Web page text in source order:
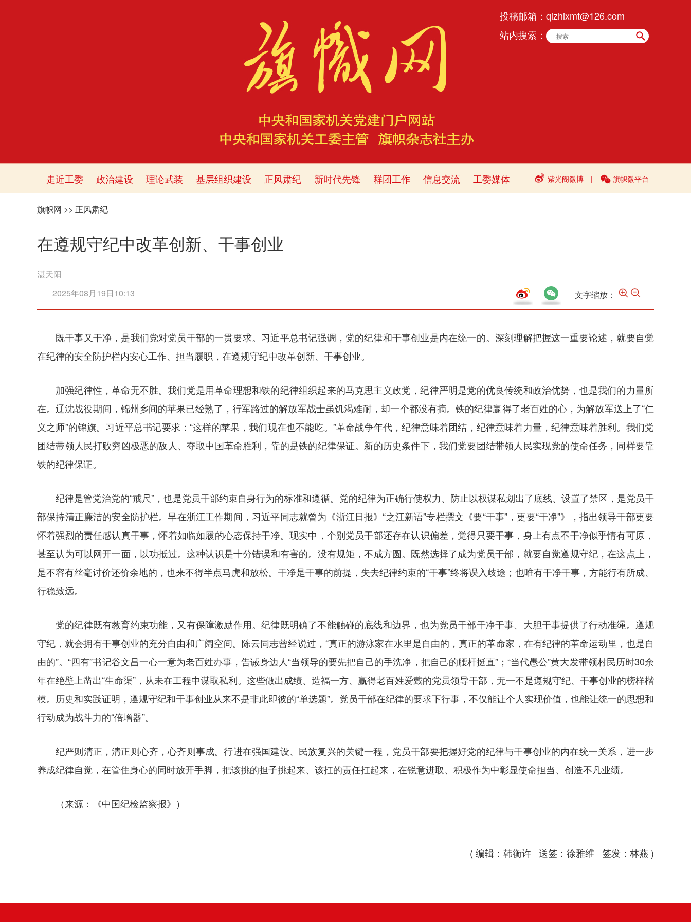
投稿邮箱： qizhixmt@126.com
站内搜索：
走近工委 政治建设 理论武装 基层组织建设 正风肃纪 新时代先锋 群团工作 信息交流 工委媒体 紫光阁微博 | 旗帜微平台
旗帜网 >> 正风肃纪
在遵规守纪中改革创新、干事创业
湛天阳
2025年08月19日10:13
文字缩放：
既干事又干净，是我们党对党员干部的一贯要求。习近平总书记强调，党的纪律和干事创业是内在统一的。深刻理解把握这一重要论述，就要自觉
在纪律的安全防护栏内安心工作、担当履职，在遵规守纪中改革创新、干事创业。
加强纪律性，革命无不胜。我们党是用革命理想和铁的纪律组织起来的马克思主义政党，纪律严明是党的优良传统和政治优势，也是我们的力量所
在。辽沈战役期间，锦州乡间的苹果已经熟了，行军路过的解放军战士虽饥渴难耐，却一个都没有摘。铁的纪律赢得了老百姓的心，为解放军送上了“仁
义之师”的锦旗。习近平总书记要求：“这样的苹果，我们现在也不能吃。”革命战争年代，纪律意味着团结，纪律意味着力量，纪律意味着胜利。我们党
团结带领人民打败穷凶极恶的敌人、夺取中国革命胜利，靠的是铁的纪律保证。新的历史条件下，我们党要团结带领人民实现党的使命任务，同样要靠
铁的纪律保证。
纪律是管党治党的“戒尺”，也是党员干部约束自身行为的标准和遵循。党的纪律为正确行使权力、防止以权谋私划出了底线、设置了禁区，是党员干
部保持清正廉洁的安全防护栏。早在浙江工作期间，习近平同志就曾为《浙江日报》“之江新语”专栏撰文《要“干事”，更要“干净”》，指出领导干部更要
怀着强烈的责任感认真干事，怀着如临如履的心态保持干净。现实中，个别党员干部还存在认识偏差，觉得只要干事，身上有点不干净似乎情有可原，
甚至认为可以网开一面，以功抵过。这种认识是十分错误和有害的。没有规矩，不成方圆。既然选择了成为党员干部，就要自觉遵规守纪，在这点上，
是不容有丝毫讨价还价余地的，也来不得半点马虎和放松。干净是干事的前提，失去纪律约束的“干事”终将误入歧途；也唯有干净干事，方能行有所成、
行稳致远。
党的纪律既有教育约束功能，又有保障激励作用。纪律既明确了不能触碰的底线和边界，也为党员干部干净干事、大胆干事提供了行动准绳。遵规
守纪，就会拥有干事创业的充分自由和广阔空间。陈云同志曾经说过，“真正的游泳家在水里是自由的，真正的革命家，在有纪律的革命运动里，也是自
由的”。“四有”书记谷文昌一心一意为老百姓办事，告诫身边人“当领导的要先把自己的手洗净，把自己的腰杆挺直”；“当代愚公”黄大发带领村民历时30余
年在绝壁上凿出“生命渠”，从未在工程中谋取私利。这些做出成绩、造福一方、赢得老百姓爱戴的党员领导干部，无一不是遵规守纪、干事创业的榜样楷
模。历史和实践证明，遵规守纪和干事创业从来不是非此即彼的“单选题”。党员干部在纪律的要求下行事，不仅能让个人实现价值，也能让统一的思想和
行动成为战斗力的“倍增器”。
纪严则清正，清正则心齐，心齐则事成。行进在强国建设、民族复兴的关键一程，党员干部要把握好党的纪律与干事创业的内在统一关系，进一步
养成纪律自觉，在管住身心的同时放开手脚，把该挑的担子挑起来、该扛的责任扛起来，在锐意进取、积极作为中彰显使命担当、创造不凡业绩。
（来源：《中国纪检监察报》）
( 编辑：韩衡许 送签：徐雅维 签发：林燕 )